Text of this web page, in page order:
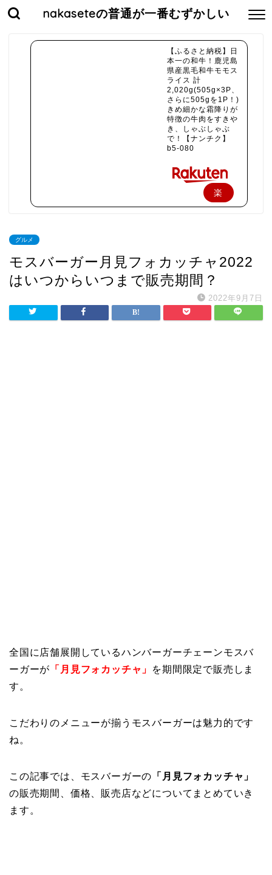
nakaseteの普通が一番むずかしい
【ふるさと納税】日
本一の和牛！鹿児島
県産黒毛和牛モモス
ライス 計
2,020g(505g×3P、
さらに505gを1P！)
きめ細かな霜降りが
特徴の牛肉をすきや
き、しゃぶしゃぶ
で！【ナンチク】
b5-080
楽
グルメ
モスバーガー月見フォカッチャ2022
はいつからいつまで販売期間？
2022年9月7日
全国に店舗展開しているハンバーガーチェーンモスバ
ーガーが 「月見フォカッチャ」
を期間限定で販売しま
す。
こだわりのメニューが揃うモスバーガーは魅力的です
ね。
この記事では、モスバーガーの 「月見フォカッチャ」
の販売期間、価格、販売店などについてまとめていき
ます。